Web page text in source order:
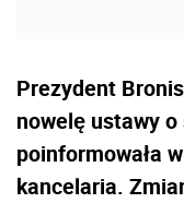
Prezydent
nowelę ustawy
poinformowała
kancelaria.